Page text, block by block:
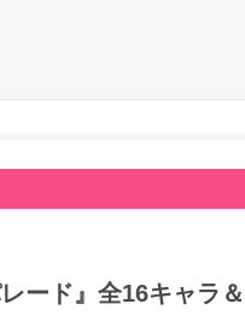
ード』全16キャラ